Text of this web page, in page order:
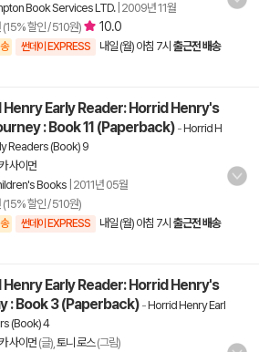
Book Services LTD.| 2009년 11월
(15% 할인 / 510원) 10.0
썬데이 EXPRESS 내일 (월) 아침 7시 출근전 배송
Henry Early Reader: Horrid Henry's
: Book 11 (Paperback) -Horrid H
Readers (Book) 9
사이먼
Books 2011년 05월
(15% 할인 / 510원)
썬데이 EXPRESS 내일 (월) 아침 7시 출근전 배송
Henry Early Reader: Horrid Henry's
: Book 3 (Paperback) -Horrid Henry Earl
(Book) 4
사이먼 (글), 토니 로스(그림)